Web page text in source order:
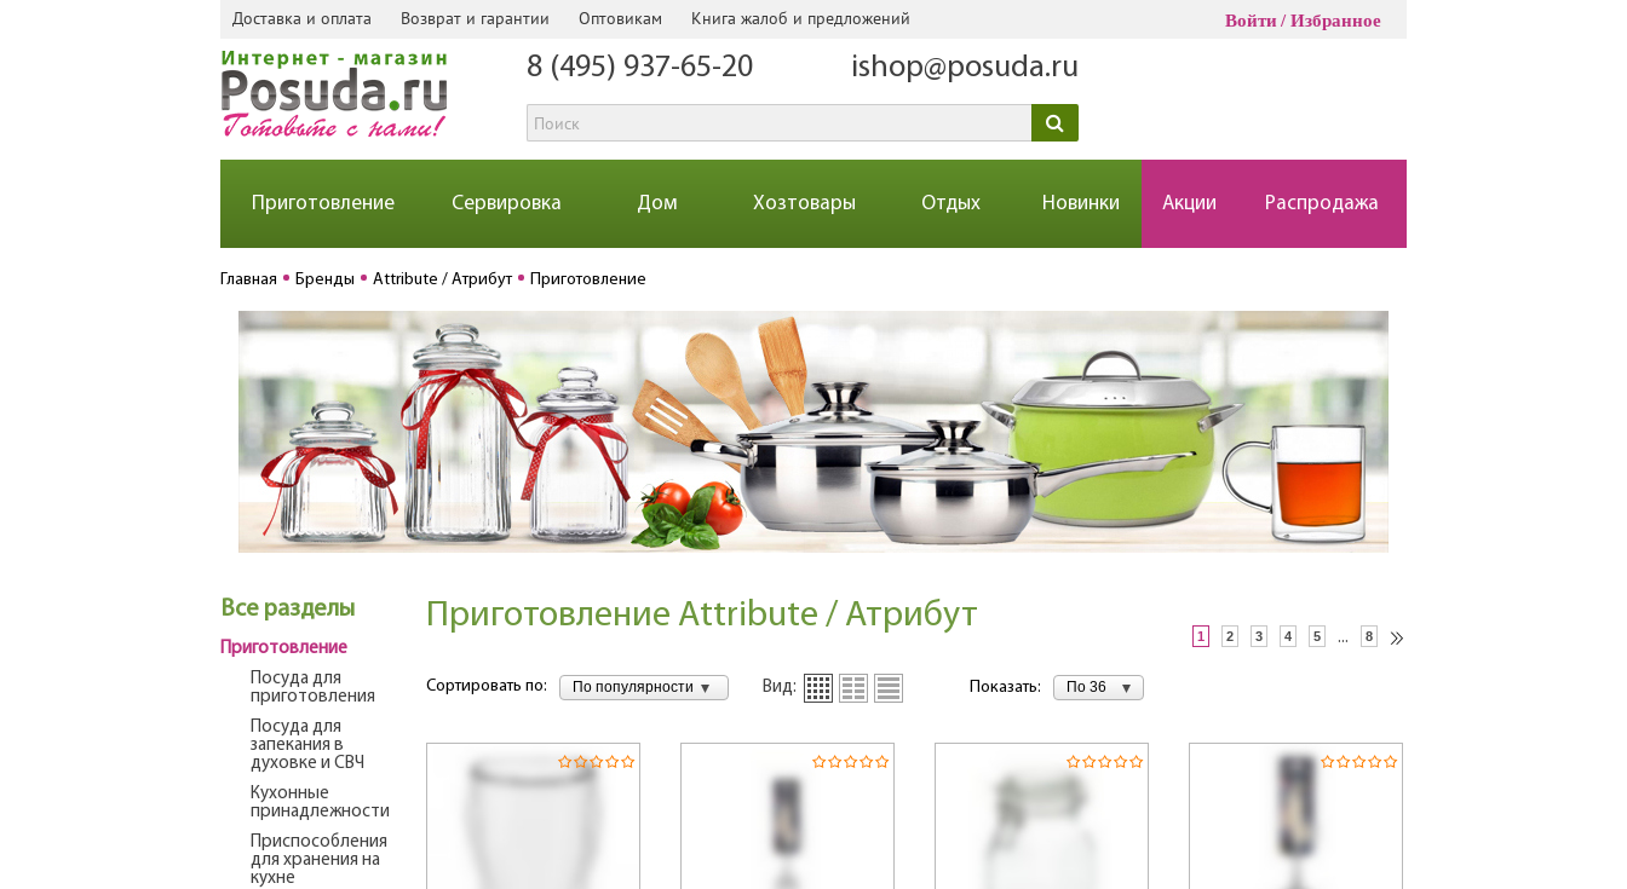
Доставка и оплата Возврат и гарантии Оптовикам Книга жалоб и предложений Войти Избранное
8 (495) 937-65-20 ishop@posuda.ru
Приготовление Сервировка Дом Хозтовары Отдых Новинки Акции Распродажа
Главная Бренды Attribute / Атрибут Приготовление
Все разделы
Приготовление
Посуда для
приготовления
Посуда для
запекания в
духовке и СВЧ
Кухонные
принадлежности
Приспособления
для хранения на
кухне
Приготовление Attribute / Атрибут
1 2 3 4 5 ... 8
Сортировать по: По популярности Вид: Показать: По 36